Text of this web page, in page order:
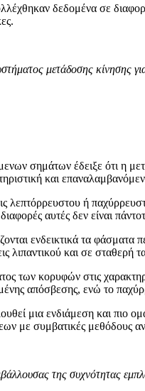
δεδομένα σε
μετάδοσης κίνησης
σημάτων έδειξε ότι η
και
λεπτόρρευστου ή
αυτές δεν είναι
ενδεικτικά τα
λιπαντικού και σε σταθερή
των κορυφών στις
απόσβεσης, ενώ το
μια ενδιάμεση και πιο
με συμβατικές μεθόδους
της συχνότητας